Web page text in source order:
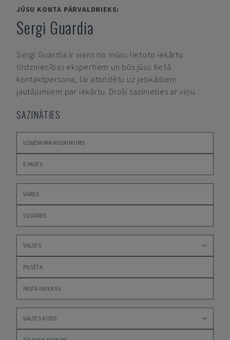
JŪSU KONTA PĀRVALDNIEKS:
Sergi Guardia
Sergi Guardia Ir viens no mūsu lietoto iekārtu
tirdzniecības ekspertiem un būs jūsu tiešā
kontaktpersona, lai atbildētu uz jebkādiem
jautājumiem par iekārtu. Droši sazinieties ar viņu.
SAZINĀTIES